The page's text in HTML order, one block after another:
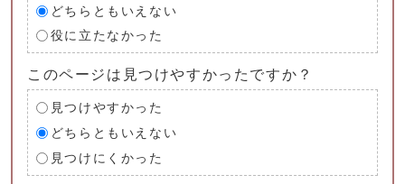
どちらともいえない
役に立たなかった
このページは見つけやすかったですか？
見つけやすかった
どちらともいえない
見つけにくかった